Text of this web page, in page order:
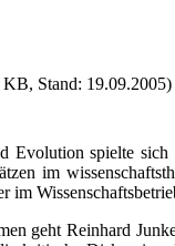
Stand: 19.09.2005)
Evolution spielte
im
im
geht Reinhard